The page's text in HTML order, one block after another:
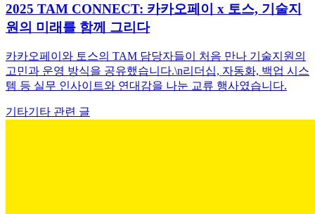
2025 TAM CONNECT: 카카오페이 x 토스, 기술지
원의 미래를 함께 그리다
카카오페이와 토스의 TAM 담당자들이 처음 만나 기술지원의
고민과 운영 방식을 공유했습니다.\n리더십, 자동화, 백업 시스
템 등 실무 인사이트와 연대감을 나눈 교류 행사였습니다.
기타기타 관련 글